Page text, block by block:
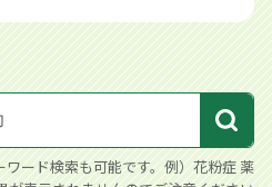
ード検索も可能です。例）花粉症 薬